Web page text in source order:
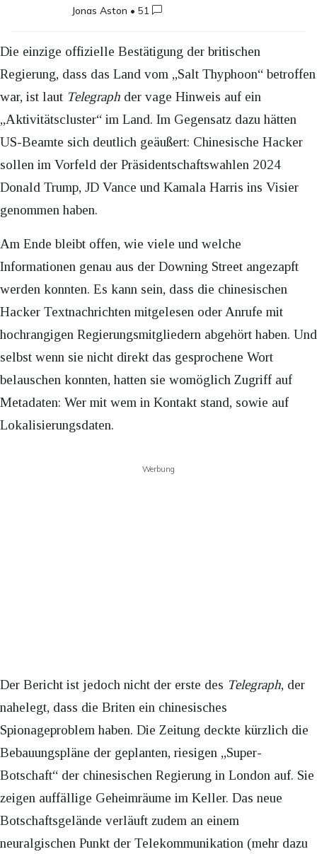
Jonas Aston •51
Die einzige offizielle Bestätigung der britischen
Regierung, dass das Land vom „Salt Thyphoon“ betroffen
war, ist laut Telegraph der vage Hinweis auf ein
„Aktivitätscluster“ im Land. Im Gegensatz dazu hätten
US-Beamte sich deutlich geäußert: Chinesische Hacker
sollen im Vorfeld der Präsidentschaftswahlen 2024
Donald Trump, JD Vance und Kamala Harris ins Visier
genommen haben.
Am Ende bleibt offen, wie viele und welche
Informationen genau aus der Downing Street angezapft
werden konnten. Es kann sein, dass die chinesischen
Hacker Textnachrichten mitgelesen oder Anrufe mit
hochrangigen Regierungsmitgliedern abgehört haben. Und
selbst wenn sie nicht direkt das gesprochene Wort
belauschen konnten, hatten sie womöglich Zugriff auf
Metadaten: Wer mit wem in Kontakt stand, sowie auf
Lokalisierungsdaten.
Werbung
Der Bericht ist jedoch nicht der erste des Telegraph, der
nahelegt, dass die Briten ein chinesisches
Spionageproblem haben. Die Zeitung deckte kürzlich die
Bebauungspläne der geplanten, riesigen „Super-
Botschaft“ der chinesischen Regierung in London auf. Sie
zeigen auffällige Geheimräume im Keller. Das neue
Botschaftsgelände verläuft zudem an einem
neuralgischen Punkt der Telekommunikation (mehr dazu